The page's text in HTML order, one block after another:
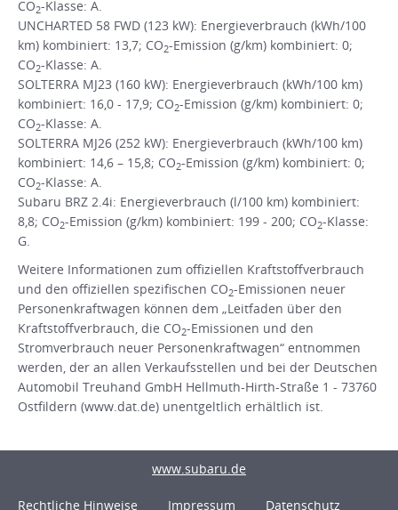
CO2-Klasse: A.
UNCHARTED 58 FWD (123 kW): Energieverbrauch (kWh/100
km) kombiniert: 13,7; CO2-Emission (g/km) kombiniert: 0;
CO2-Klasse: A.
SOLTERRA MJ23 (160 kW): Energieverbrauch (kWh/100 km)
kombiniert: 16,0 - 17,9; CO2-Emission (g/km) kombiniert: 0;
CO2-Klasse: A.
SOLTERRA MJ26 (252 kW): Energieverbrauch (kWh/100 km)
kombiniert: 14,6 – 15,8; CO2-Emission (g/km) kombiniert: 0;
CO2-Klasse: A.
Subaru BRZ 2.4i: Energieverbrauch (l/100 km) kombiniert:
8,8; CO2-Emission (g/km) kombiniert: 199 - 200; CO2-Klasse:
G.
Weitere Informationen zum offiziellen Kraftstoffverbrauch
und den offiziellen spezifischen CO2-Emissionen neuer
Personenkraftwagen können dem „Leitfaden über den
Kraftstoffverbrauch, die CO2-Emissionen und den
Stromverbrauch neuer Personenkraftwagen“ entnommen
werden, der an allen Verkaufsstellen und bei der Deutschen
Automobil Treuhand GmbH Hellmuth-Hirth-Straße 1 - 73760
Ostfildern (www.dat.de) unentgeltlich erhältlich ist.
www.subaru.de
Rechtliche Hinweise Impressum Datenschutz